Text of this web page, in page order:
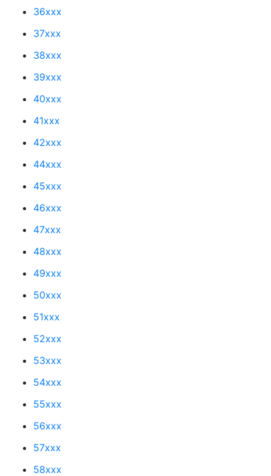
36xxx
37xxx
38xxx
39xxx
40xxx
41xxx
42xxx
44xxx
45xxx
46xxx
47xxx
48xxx
49xxx
50xxx
51xxx
52xxx
53xxx
54xxx
55xxx
56xxx
57xxx
58xxx